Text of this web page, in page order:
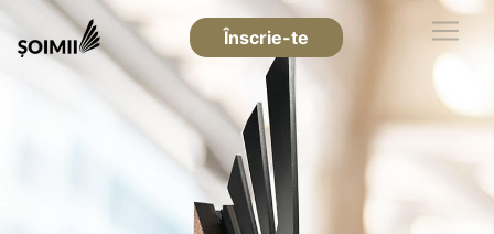
Înscrie-te